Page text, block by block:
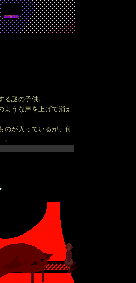
る謎の子供。
ような声を上げて消え
のが入っているが、何